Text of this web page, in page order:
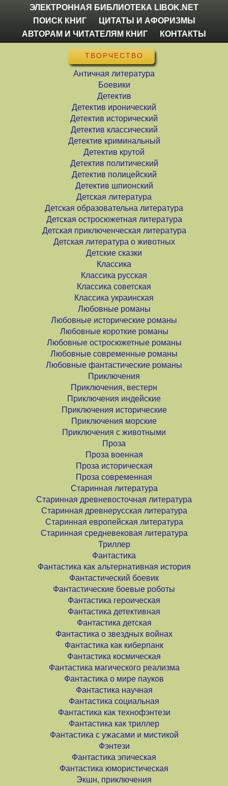
ЭЛЕКТРОННАЯ БИБЛИОТЕКА LIBOK.NET
ПОИСК КНИГ
ЦИТАТЫ И АФОРИЗМЫ
АВТОРАМ И ЧИТАТЕЛЯМ КНИГ
КОНТАКТЫ
ТВОРЧЕСТВО
Античная литература
Боевики
Детектив
Детектив иронический
Детектив исторический
Детектив классический
Детектив криминальный
Детектив крутой
Детектив политический
Детектив полицейский
Детектив шпионский
Детская литература
Детская образовательна литература
Детская остросюжетная литература
Детская приключенческая литература
Детская литература о животных
Детские сказки
Классика
Классика русская
Классика советская
Классика украинская
Любовные романы
Любовные исторические романы
Любовные короткие романы
Любовные остросюжетные романы
Любовные современные романы
Любовные фантастические романы
Приключения
Приключения, вестерн
Приключения индейские
Приключения исторические
Приключения морские
Приключения с животными
Проза
Проза военная
Проза историческая
Проза современная
Старинная литература
Старинная древневосточная литература
Старинная древнерусская литература
Старинная европейская литература
Старинная средневековая литература
Триллер
Фантастика
Фантастика как альтернативная история
Фантастический боевик
Фантастические боевые роботы
Фантастика героическая
Фантастика детективная
Фантастика детская
Фантастика о звездных войнах
Фантастика как киберпанк
Фантастика космическая
Фантастика магического реализма
Фантастика о мире пауков
Фантастика научная
Фантастика социальная
Фантастика как технофэнтези
Фантастика как триллер
Фантастика с ужасами и мистикой
Фэнтези
Фантастика эпическая
Фантастика юмористическая
Экшн, приключения